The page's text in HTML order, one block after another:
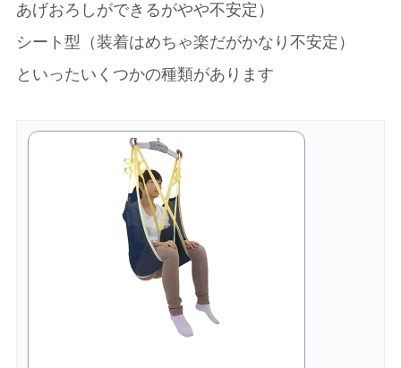
あげおろしができるがやや不安定）
シート型（装着はめちゃ楽だがかなり不安定）
といったいくつかの種類があります